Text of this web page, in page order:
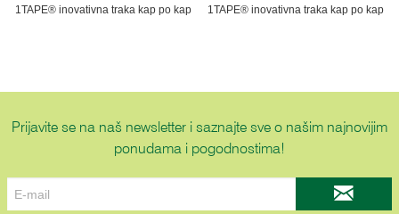
1TAPE® inovativna traka kap po kap 1TAPE® inovativna traka kap po kap
Prijavite se na naš newsletter i saznajte sve o našim najnovijim
ponudama i pogodnostima!